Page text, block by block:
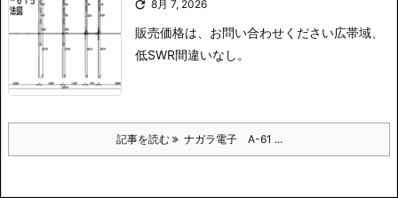
 8月 7, 2026
販売価格は、お問い合わせください広帯域、
低SWR間違いなし。
記事を読む ナガラ電子 A-61 ...